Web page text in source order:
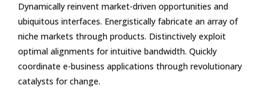
Dynamically reinvent market-driven opportunities and
ubiquitous interfaces. Energistically fabricate an array of
niche markets through products. Distinctively exploit
optimal alignments for intuitive bandwidth. Quickly
coordinate e-business applications through revolutionary
catalysts for change.